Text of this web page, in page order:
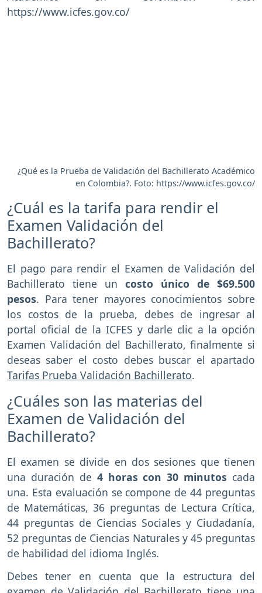
¿Qué es la Prueba de Validación del Bachillerato Académico
en Colombia?. Foto: https://www.icfes.gov.co/
¿Cuál es la tarifa para rendir el
Examen Validación del
Bachillerato?
El pago para rendir el Examen de Validación del
Bachillerato tiene un costo único de $69.500
pesos. Para tener mayores conocimientos sobre
los costos de la prueba, debes de ingresar al
portal oficial de la ICFES y darle clic a la opción
Examen Validación del Bachillerato, finalmente si
deseas saber el costo debes buscar el apartado
Tarifas Prueba Validación Bachillerato.
¿Cuáles son las materias del
Examen de Validación del
Bachillerato?
El examen se divide en dos sesiones que tienen
una duración de 4 horas con 30 minutos cada
una. Esta evaluación se compone de 44 preguntas
de Matemáticas, 36 preguntas de Lectura Crítica,
44 preguntas de Ciencias Sociales y Ciudadanía,
52 preguntas de Ciencias Naturales y 45 preguntas
de habilidad del idioma Inglés.
Debes tener en cuenta que la estructura del